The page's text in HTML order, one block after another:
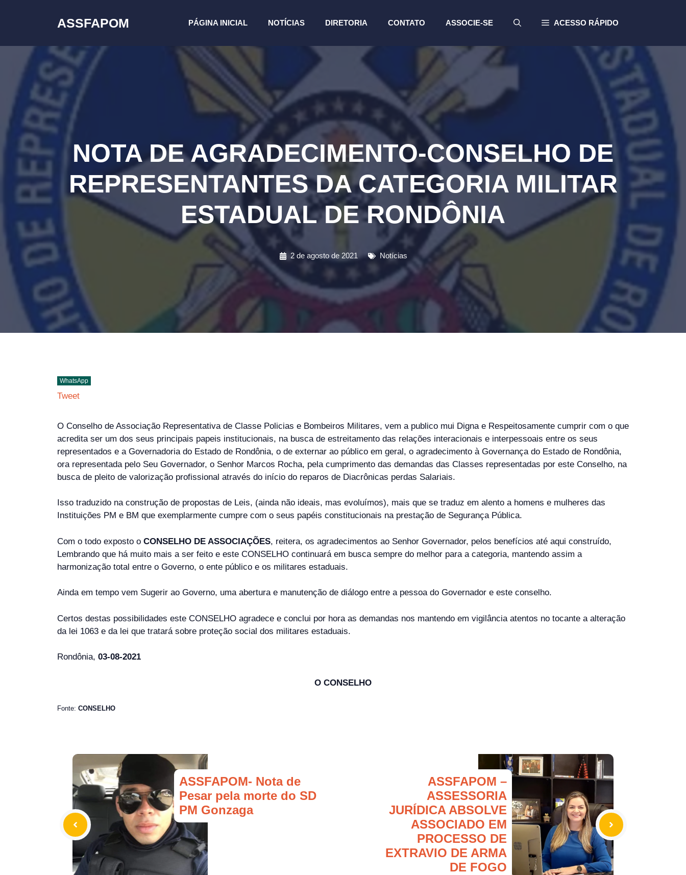
conteúdo
ASSFAPOM PÁGINA INICIAL NOTÍCIAS DIRETORIA CONTATO ASSOCIE-SE ACESSO RÁPIDO
NOTA DE AGRADECIMENTO-CONSELHO DE
REPRESENTANTES DA CATEGORIA MILITAR
ESTADUAL DE RONDÔNIA
2 de agosto de 2021 Notícias
WhatsApp
Tweet
O Conselho de Associação Representativa de Classe Policias e Bombeiros Militares, vem a publico mui Digna e Respeitosamente cumprir com o que
acredita ser um dos seus principais papeis institucionais, na busca de estreitamento das relações interacionais e interpessoais entre os seus
representados e a Governadoria do Estado de Rondônia, o de externar ao público em geral, o agradecimento à Governança do Estado de Rondônia,
ora representada pelo Seu Governador, o Senhor Marcos Rocha, pela cumprimento das demandas das Classes representadas por este Conselho, na
busca de pleito de valorização profissional através do início do reparos de Diacrônicas perdas Salariais.
Isso traduzido na construção de propostas de Leis, (ainda não ideais, mas evoluímos), mais que se traduz em alento a homens e mulheres das
Instituições PM e BM que exemplarmente cumpre com o seus papéis constitucionais na prestação de Segurança Pública.
Com o todo exposto o CONSELHO DE ASSOCIAÇÕES, reitera, os agradecimentos ao Senhor Governador, pelos benefícios até aqui construído,
Lembrando que há muito mais a ser feito e este CONSELHO continuará em busca sempre do melhor para a categoria, mantendo assim a
harmonização total entre o Governo, o ente público e os militares estaduais.
Ainda em tempo vem Sugerir ao Governo, uma abertura e manutenção de diálogo entre a pessoa do Governador e este conselho.
Certos destas possibilidades este CONSELHO agradece e conclui por hora as demandas nos mantendo em vigilância atentos no tocante a alteração
da lei 1063 e da lei que tratará sobre proteção social dos militares estaduais.
Rondônia, 03-08-2021
O CONSELHO
Fonte: CONSELHO
ASSFAPOM- Nota de
Pesar pela morte do SD
PM Gonzaga
ASSFAPOM –
ASSESSORIA
JURÍDICA ABSOLVE
ASSOCIADO EM
PROCESSO DE
EXTRAVIO DE ARMA
DE FOGO